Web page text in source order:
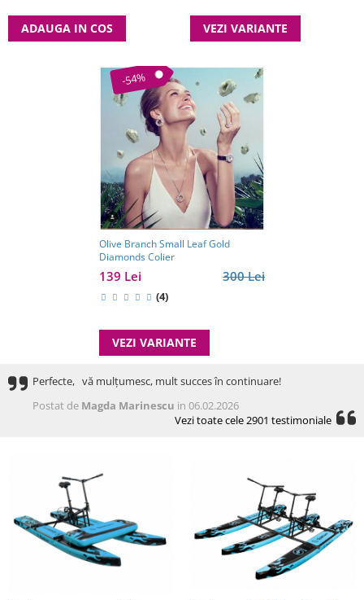
ADAUGA IN COS VEZI VARIANTE
-54%
Olive Branch Small Leaf Gold
Diamonds Colier
300 Lei
139 Lei
(4)
VEZI VARIANTE
Perfecte, vă mulțumesc, mult succes în continuare!
Postat de Magda Marinescu in 06.02.2026
Vezi toate cele 2901 testimoniale